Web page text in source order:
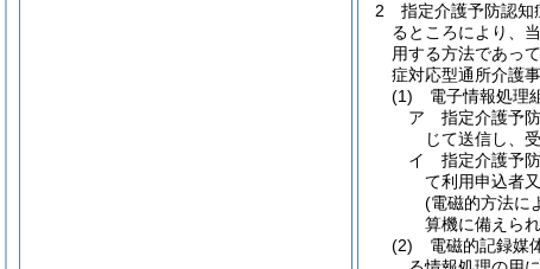
2
指定介護予防認知
るところにより、
用する方法であっ
症対応型通所介護
(1)
電子情報処理
ア
指定介護予
じて送信し、
イ
指定介護予
て利用申込者
(電磁的方法に
算機に備えら
(2)
電磁的記録媒